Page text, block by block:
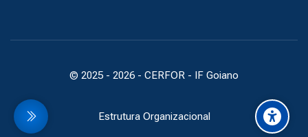
© 2025 - 2026 - CERFOR - IF Goiano
Estrutura Organizacional